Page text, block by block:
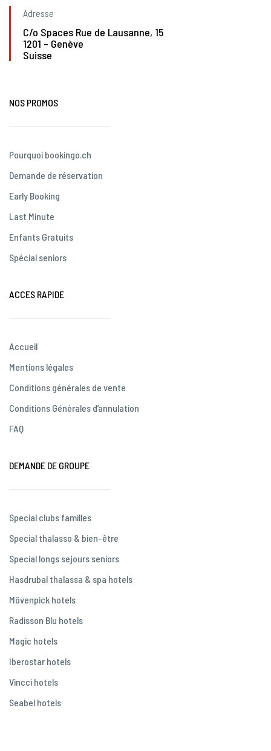
Adresse
C/o Spaces Rue de Lausanne, 15
1201 – Genève
Suisse
NOS PROMOS
Pourquoi bookingo.ch
Demande de réservation
Early Booking
Last Minute
Enfants Gratuits
Spécial seniors
ACCES RAPIDE
Accueil
Mentions légales
Conditions générales de vente
Conditions Générales d’annulation
FAQ
DEMANDE DE GROUPE
Special clubs familles
Special thalasso & bien-être
Special longs sejours seniors
Hasdrubal thalassa & spa hotels
Mövenpick hotels
Radisson Blu hotels
Magic hotels
Iberostar hotels
Vincci hotels
Seabel hotels